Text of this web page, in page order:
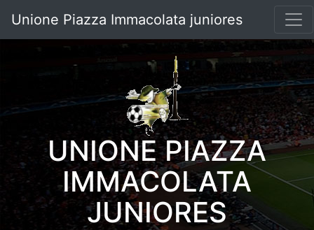
Unione Piazza Immacolata juniores
UNIONE PIAZZA
IMMACOLATA
JUNIORES